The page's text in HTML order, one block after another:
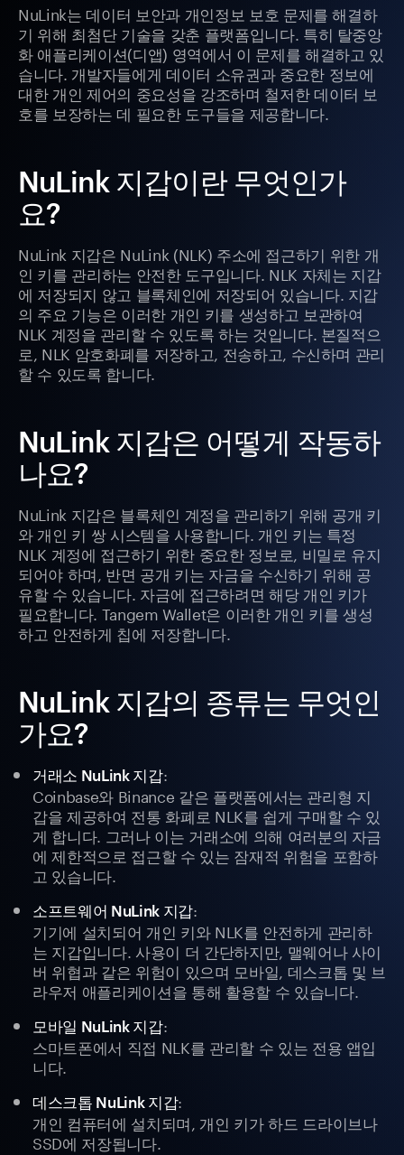
NuLink는 데이터 보안과 개인정보 보호 문제를 해결하
기 위해 최첨단 기술을 갖춘 플랫폼입니다. 특히 탈중앙
화 애플리케이션(디앱) 영역에서 이 문제를 해결하고 있
습니다. 개발자들에게 데이터 소유권과 중요한 정보에
대한 개인 제어의 중요성을 강조하며 철저한 데이터 보
호를 보장하는 데 필요한 도구들을 제공합니다.
NuLink 지갑이란 무엇인가
요?
NuLink 지갑은 NuLink (NLK) 주소에 접근하기 위한 개
인 키를 관리하는 안전한 도구입니다. NLK 자체는 지갑
에 저장되지 않고 블록체인에 저장되어 있습니다. 지갑
의 주요 기능은 이러한 개인 키를 생성하고 보관하여
NLK 계정을 관리할 수 있도록 하는 것입니다. 본질적으
로, NLK 암호화폐를 저장하고, 전송하고, 수신하며 관리
할 수 있도록 합니다.
NuLink 지갑은 어떻게 작동하
나요?
NuLink 지갑은 블록체인 계정을 관리하기 위해 공개 키
와 개인 키 쌍 시스템을 사용합니다. 개인 키는 특정
NLK 계정에 접근하기 위한 중요한 정보로, 비밀로 유지
되어야 하며, 반면 공개 키는 자금을 수신하기 위해 공
유할 수 있습니다. 자금에 접근하려면 해당 개인 키가
필요합니다. Tangem Wallet은 이러한 개인 키를 생성
하고 안전하게 칩에 저장합니다.
NuLink 지갑의 종류는 무엇인
가요?
거래소 NuLink 지갑:
Coinbase와 Binance 같은 플랫폼에서는 관리형 지
갑을 제공하여 전통 화폐로 NLK를 쉽게 구매할 수 있
게 합니다. 그러나 이는 거래소에 의해 여러분의 자금
에 제한적으로 접근할 수 있는 잠재적 위험을 포함하
고 있습니다.
소프트웨어 NuLink 지갑:
기기에 설치되어 개인 키와 NLK를 안전하게 관리하
는 지갑입니다. 사용이 더 간단하지만, 맬웨어나 사이
버 위협과 같은 위험이 있으며 모바일, 데스크톱 및 브
라우저 애플리케이션을 통해 활용할 수 있습니다.
모바일 NuLink 지갑:
스마트폰에서 직접 NLK를 관리할 수 있는 전용 앱입
니다.
데스크톱 NuLink 지갑:
개인 컴퓨터에 설치되며, 개인 키가 하드 드라이브나
SSD에 저장됩니다.